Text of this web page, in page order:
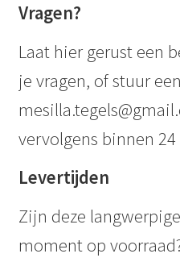
Vragen?
Laat hier gerust een
je vragen, of stuur
vervolgens binnen
Levertijden
Zijn deze
moment op